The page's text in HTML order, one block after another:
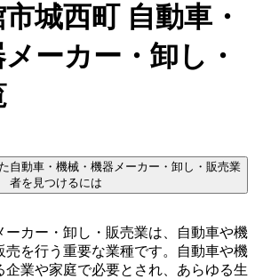
城西町 自動車・
ーカー・卸し・
自動車・機械・機器メーカー・卸し・販売業
者を見つけるには
ーカー・卸し・販売業は、自動車や機
売を行う重要な業種です。自動車や機
企業や家庭で必要とされ、あらゆる生